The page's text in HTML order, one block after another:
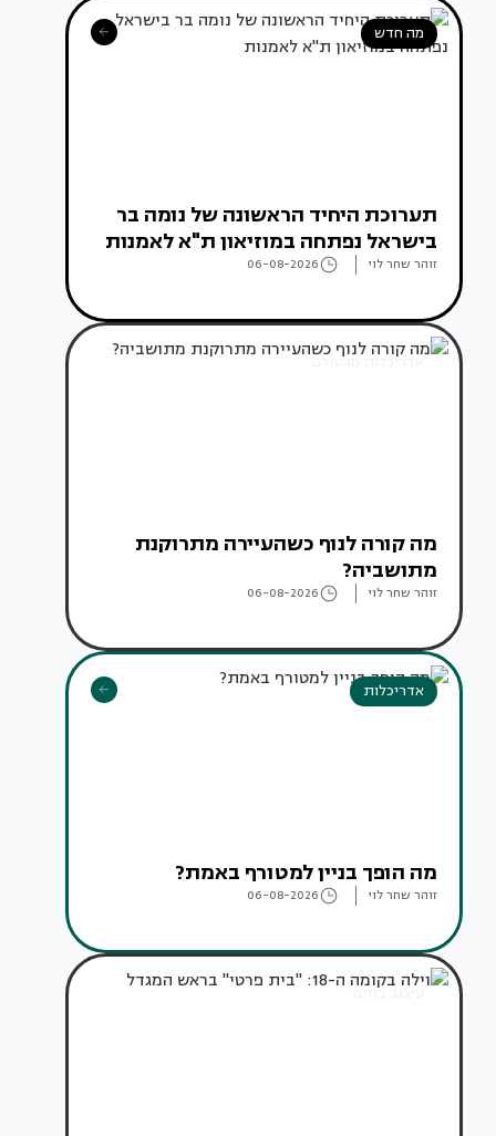
מה חדש
תערוכת היחיד הראשונה של נומה בר
בישראל נפתחה במוזיאון ת"א לאמנות
זוהר שחר לוי 06-08-2026
אדריכלות מהעולם
מה קורה לנוף כשהעיירה מתרוקנת
מתושביה?
זוהר שחר לוי 06-08-2026
אדריכלות
מה הופך בניין למטורף באמת?
זוהר שחר לוי 06-08-2026
עיצוב בתים